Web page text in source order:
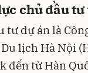
chủ đầu
tư dự án là
lịch Hà Nội
đến từ Hàn